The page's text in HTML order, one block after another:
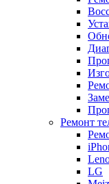
Ремонт
LG